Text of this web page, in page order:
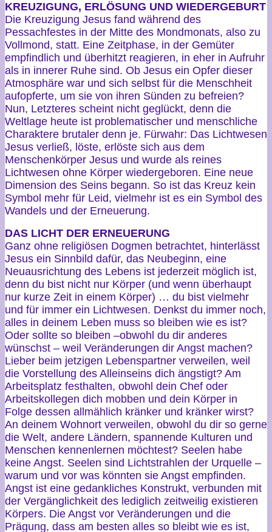
KREUZIGUNG, ERLÖSUNG UND WIEDERGEBURT
Die Kreuzigung Jesus fand während des
Pessachfestes in der Mitte des Mondmonats, also zu
Vollmond, statt. Eine Zeitphase, in der Gemüter
empfindlich und überhitzt reagieren, in eher in Aufruhr
als in innerer Ruhe sind. Ob Jesus ein Opfer dieser
Atmosphäre war und sich selbst für die Menschheit
aufopferte, um sie von ihren Sünden zu befreien?
Nun, Letzteres scheint nicht geglückt, denn die
Weltlage heute ist problematischer und menschliche
Charaktere brutaler denn je. Fürwahr: Das Lichtwesen
Jesus verließ, löste, erlöste sich aus dem
Menschenkörper Jesus und wurde als reines
Lichtwesen ohne Körper wiedergeboren. Eine neue
Dimension des Seins begann. So ist das Kreuz kein
Symbol mehr für Leid, vielmehr ist es ein Symbol des
Wandels und der Erneuerung.
DAS LICHT DER ERNEUERUNG
Ganz ohne religiösen Dogmen betrachtet, hinterlässt
Jesus ein Sinnbild dafür, das Neubeginn, eine
Neuausrichtung des Lebens ist jederzeit möglich ist,
denn du bist nicht nur Körper (und wenn überhaupt
nur kurze Zeit in einem Körper) … du bist vielmehr
und für immer ein Lichtwesen. Denkst du immer noch,
alles in deinem Leben muss so bleiben wie es ist?
Oder sollte so bleiben –obwohl du dir anderes
wünschst – weil Veränderungen dir Angst machen?
Lieber beim jetzigen Lebenspartner verweilen, weil
die Vorstellung des Alleinseins dich ängstigt? Am
Arbeitsplatz festhalten, obwohl dein Chef oder
Arbeitskollegen dich mobben und dein Körper in
Folge dessen allmählich kränker und kränker wirst?
An deinem Wohnort verweilen, obwohl du dir so gerne
die Welt, andere Ländern, spannende Kulturen und
Menschen kennenlernen möchtest? Seelen habe
keine Angst. Seelen sind Lichtstrahlen der Urquelle –
warum und vor was könnten sie Angst empfinden.
Angst ist eine gedankliches Konstrukt, verbunden mit
der Vergänglichkeit des lediglich zeitweilig existieren
Körpers. Die Angst vor Veränderungen und die
Prägung, dass am besten alles so bleibt wie es ist,